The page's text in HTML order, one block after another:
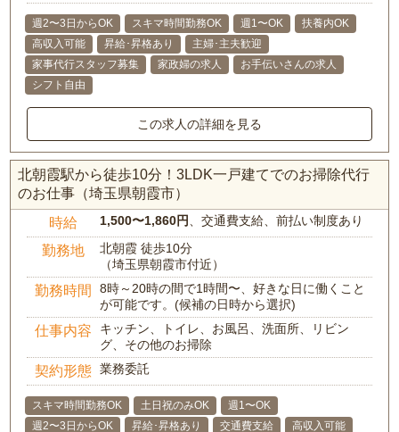
週2〜3日からOK スキマ時間勤務OK 週1〜OK
扶養内OK
高収入可能
昇給･昇格あり
主婦･主夫歓迎
家事代行スタッフ募集
家政婦の求人
お手伝いさんの求人
シフト自由
この求人の詳細を見る
北朝霞駅から徒歩10分！3LDK一戸建てでのお掃除代行
のお仕事（埼玉県朝霞市）
時給 1,500〜1,860円 、交通費支給、前払い制度あり
勤務地
北朝霞 徒歩10分
（埼玉県朝霞市付近）
勤務時間
8時～20時の間で1時間〜、好きな日に働くこと
が可能です。(候補の日時から選択)
仕事内容
キッチン、トイレ、お風呂、洗面所、リビン
グ、その他のお掃除
契約形態 業務委託
スキマ時間勤務OK 土日祝のみOK
週1〜OK
週2〜3日からOK
昇給･昇格あり 交通費支給
高収入可能